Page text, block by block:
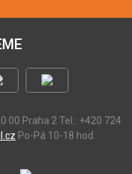
00 Praha 2 Tel.: +420 724
Po-Pá 10-18 hod.